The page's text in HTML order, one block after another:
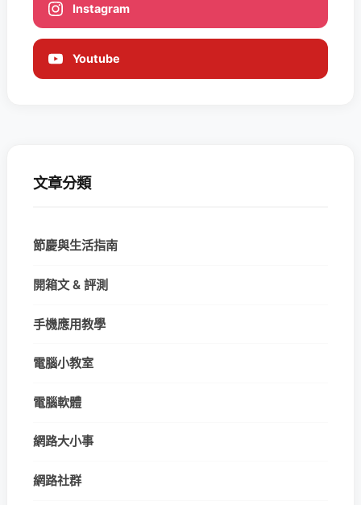
Instagram
Youtube
文章分類
節慶與生活指南
開箱文 & 評測
手機應用教學
電腦小教室
電腦軟體
網路大小事
網路社群